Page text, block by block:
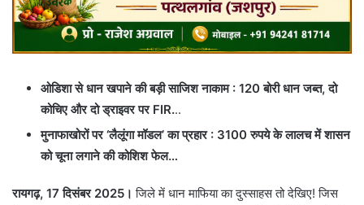
ओडिशा से धान खपाने की बड़ी साजिश नाकाम : 120 बोरी धान जब्त, दो
कोचिए और दो ड्राइवर पर FIR...
मुनाफाखोरों पर ‘लैलूंगा मॉडल’ का प्रहार : 3100 रुपये के लालच में शासन
को चूना लगाने की कोशिश फेल…
रायगढ़, 17 दिसंबर 2025। जिले में धान माफिया का दुस्साहस तो देखिए! जिस